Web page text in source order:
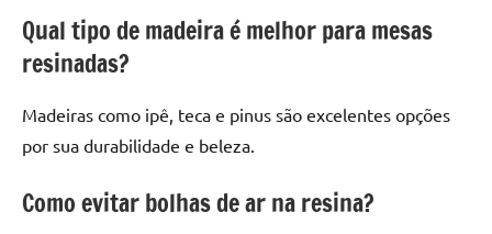
Qual tipo de madeira é melhor para mesas
resinadas?
Madeiras como ipê, teca e pinus são excelentes opções
por sua durabilidade e beleza.
Como evitar bolhas de ar na resina?